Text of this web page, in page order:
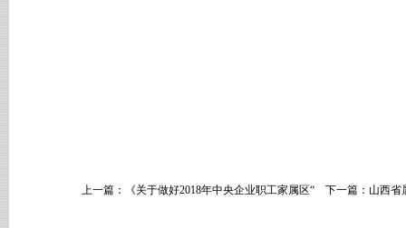
上一篇： 《关于做好2018年中央企业职工家属区“下一篇： 山西省